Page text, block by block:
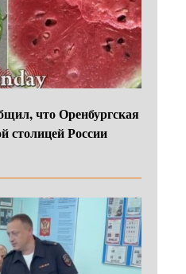
что Оренбургская
столицей России